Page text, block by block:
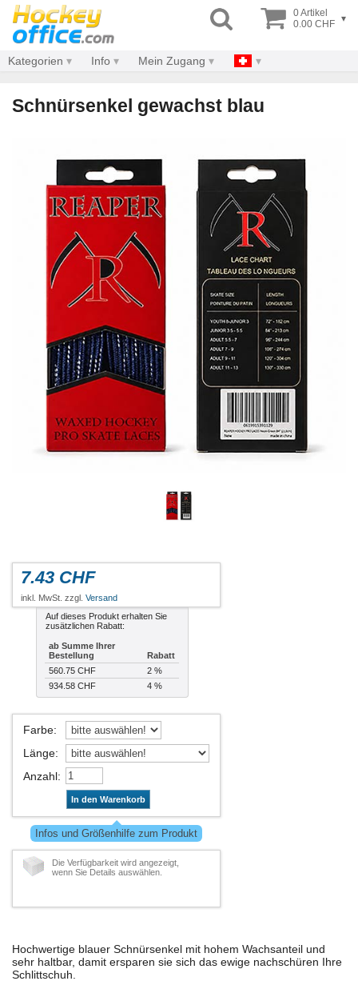
0 Artikel
0.00 CHF ▾
Kategorien Info Mein Zugang
Schnürsenkel gewachst blau
7.43 CHF
inkl. MwSt. zzgl. Versand
Auf dieses Produkt erhalten Sie
zusätzlichen Rabatt:
ab Summe Ihrer
Bestellung
Rabatt
560.75 CHF
2 %
934.58 CHF
4 %
Farbe:
Länge:
Anzahl:
In den Warenkorb
Infos und Größenhilfe zum Produkt
Die Verfügbarkeit wird angezeigt,
wenn Sie Details auswählen.
Hochwertige blauer Schnürsenkel mit hohem Wachsanteil und
sehr haltbar, damit ersparen sie sich das ewige nachschüren Ihre
Schlittschuh.